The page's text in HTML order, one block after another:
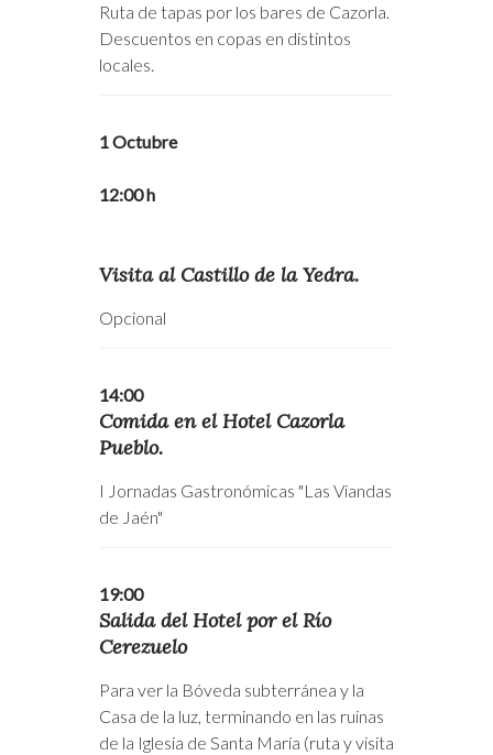
Ruta de tapas por los bares de Cazorla.
Descuentos en copas en distintos
locales.
1 Octubre
12:00 h
Visita al Castillo de la Yedra.
Opcional
14:00
Comida en el Hotel Cazorla
Pueblo.
I Jornadas Gastronómicas "Las Viandas
de Jaén"
19:00
Salida del Hotel por el Río
Cerezuelo
Para ver la Bóveda subterránea y la
Casa de la luz, terminando en las ruinas
de la Iglesia de Santa María (ruta y visita